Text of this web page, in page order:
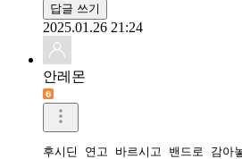
답글 쓰기
2025.01.26 21:24
안레몬
후시딘 연고 바르시고 밴드로 감